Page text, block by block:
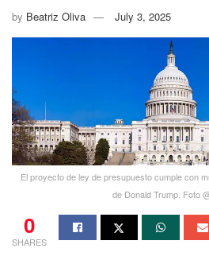
by Beatriz Oliva July 3, 2025
El proyecto de ley de presupuesto cumple con
de Donald Trump. Foto
0
SHARES